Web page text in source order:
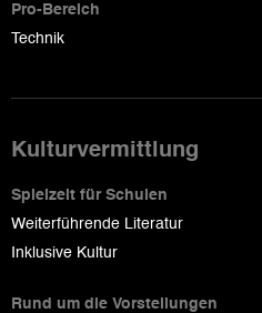
Pro-Bereich
Technik
Kulturvermittlung
Spielzeit für Schulen
Weiterführende Literatur
Inklusive Kultur
Rund um die Vorstellungen